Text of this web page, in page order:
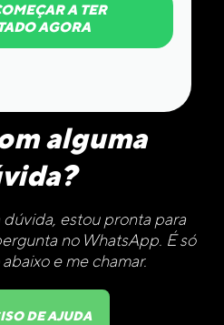
A TER
AGORA
alguma
estou pronta para
no WhatsApp. É só
e me chamar.
DE AJUDA